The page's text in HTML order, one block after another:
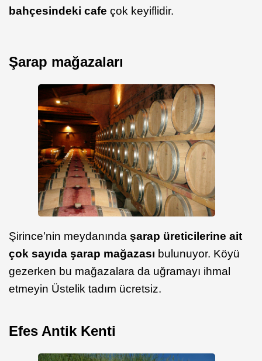
bahçesindeki cafe çok keyiflidir.
Şarap mağazaları
Şirince’nin meydanında şarap üreticilerine ait
çok sayıda şarap mağazası bulunuyor. Köyü
gezerken bu mağazalara da uğramayı ihmal
etmeyin Üstelik tadım ücretsiz.
Efes Antik Kenti